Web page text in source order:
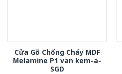
Cửa Gỗ Chống Cháy MDF
Melamine P1 van kem-a-
SGD